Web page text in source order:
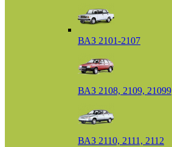
ВАЗ 2101-2107
ВАЗ 2108, 2109, 21099
ВАЗ 2110, 2111, 2112